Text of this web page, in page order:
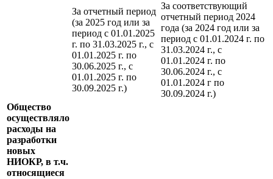
За отчетный период
(за 2025 год или за
период с 01.01.2025
г. по 31.03.2025 г., с
01.01.2025 г. по
30.06.2025 г., с
01.01.2025 г. по
30.09.2025 г.)
За соответствующий
отчетный период 2024
года (за 2024 год или за
период с 01.01.2024 г. по
31.03.2024 г., с
01.01.2024 г. по
30.06.2024 г., с
01.01.2024 г по
30.09.2024 г.)
Общество
осуществляло
расходы на
разработки
новых
НИОКР, в т.ч.
относящиеся